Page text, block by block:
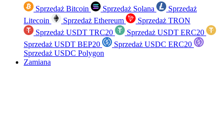
Sprzedaż Bitcoin Sprzedaż Solana
Sprzedaż
Litecoin
Sprzedaż Ethereum
Sprzedaż TRON
Sprzedaż USDT TRC20
Sprzedaż USDT ERC20
Sprzedaż USDT BEP20
Sprzedaż USDC ERC20
Sprzedaż USDC Polygon
Zamiana